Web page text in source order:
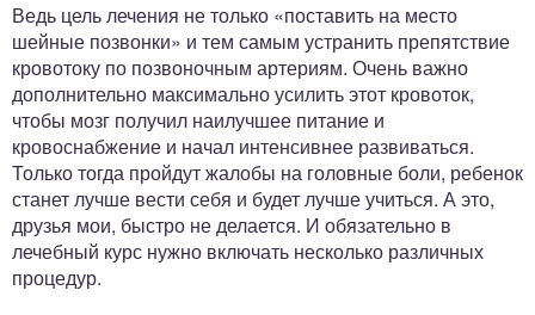
Ведь цель лечения не только «поставить на место
шейные позвонки» и тем самым устранить препятствие
кровотоку по позвоночным артериям. Очень важно
дополнительно максимально усилить этот кровоток,
чтобы мозг получил наилучшее питание и
кровоснабжение и начал интенсивнее развиваться.
Только тогда пройдут жалобы на головные боли, ребенок
станет лучше вести себя и будет лучше учиться. А это,
друзья мои, быстро не делается. И обязательно в
лечебный курс нужно включать несколько различных
процедур.